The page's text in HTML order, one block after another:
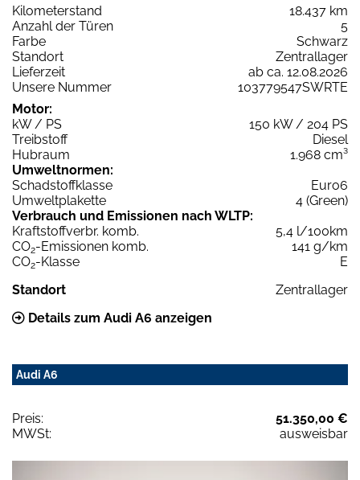
Kilometerstand
18.437 km
Anzahl der Türen
5
Farbe
Schwarz
Standort
Zentrallager
Lieferzeit
ab ca. 12.08.2026
Unsere Nummer
103779547SWRTE
Motor:
kW / PS
150 kW / 204 PS
Treibstoff
Diesel
Hubraum
1.968 cm³
Umweltnormen:
Schadstoffklasse
Euro6
Umweltplakette
4 (Green)
Verbrauch und Emissionen nach WLTP:
Kraftstoffverbr. komb.
5,4 l/100km
CO2-Emissionen komb.
141 g/km
CO2-Klasse
E
Standort
Zentrallager
Details zum Audi A6 anzeigen
Audi A6
Preis:
51.350,00 €
MWSt:
ausweisbar